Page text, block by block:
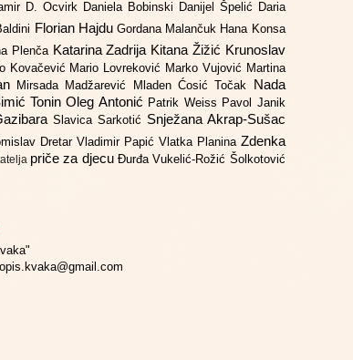
D. Ocvirk Daniela Bobinski Danijel Špelić Daria
Florian Hajdu Gordana Malančuk Hana Konsa
Plenča Katarina Zadrija Kitana Žižić Krunoslav
Kovačević Mario Lovreković Marko Vujović Martina
Mirsada Madžarević Mladen Ćosić Točak
Nada
ToninOleg Antonić Patrik Weiss Pavol Janik
Slavica Sarkotić Snježana Akrap-Sušac
Dretar Vladimir Papić Vlatka Planina Zdenka
priče za djecu Đurđa Vukelić-Rožić Šolkotović